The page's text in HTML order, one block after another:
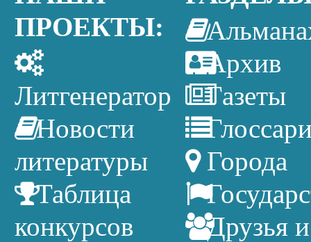
ПРОЕКТЫ:
Литгенератор
Новости
литературы
Таблица
конкурсов
Архив
Газеты
Города
Друзья